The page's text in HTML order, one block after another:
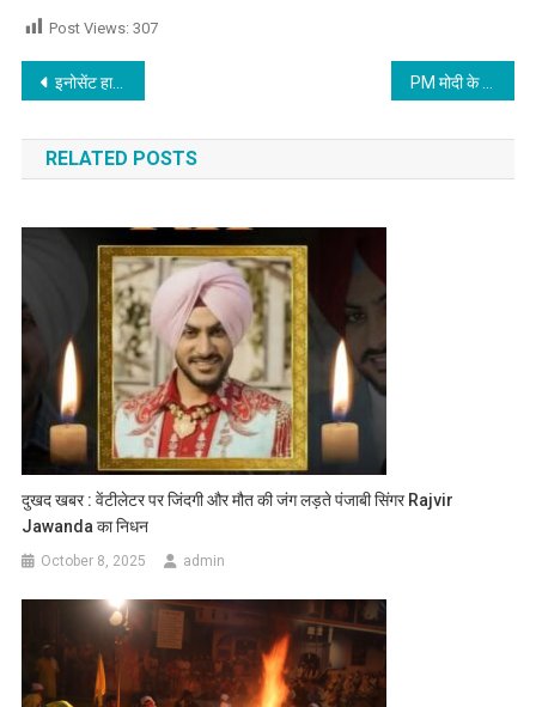
Post Views: 307
Post navigation
इनोसेंट हार्ट्स स्कूल के विद्यार्थियों ने यंग क्रिएटर्स लीग 2026 में जीता ‘सर्वश्रेष्ठ प्रोटोटाइप’ पुरस्कार,पढ़े
RELATED POSTS
दुखद खबर : वेंटीलेटर पर जिंदगी और मौत की जंग लड़ते पंजाबी सिंगर Rajvir
Jawanda का निधन
October 8, 2025 admin